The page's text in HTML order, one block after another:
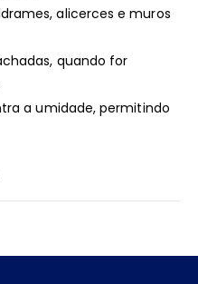
alicerces e muros
quando for
a umidade, permitindo